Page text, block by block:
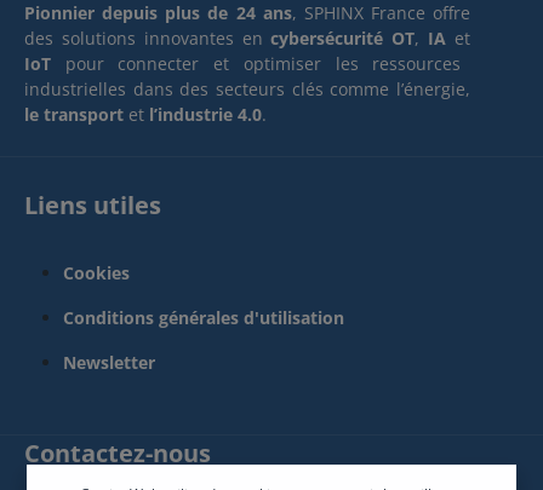
Pionnier depuis plus de 24 ans, SPHINX France offre
des solutions innovantes encybersécurité OT, IA et
IoT pour connecter et optimiser les ressources
industrielles dans des secteurs clés comme l’énergie,
le transport et l’industrie 4.0.
Liens utiles
Cookies
Conditions générales d'utilisation
Newsletter
Contactez-nous